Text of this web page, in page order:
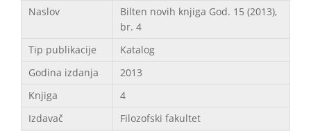
Podaci
Naslov
Bilten novih knjiga God. 15 (2013),
br. 4
Tip publikacije
Katalog
Godina izdanja
2013
Knjiga
4
Izdavač
Filozofski fakultet